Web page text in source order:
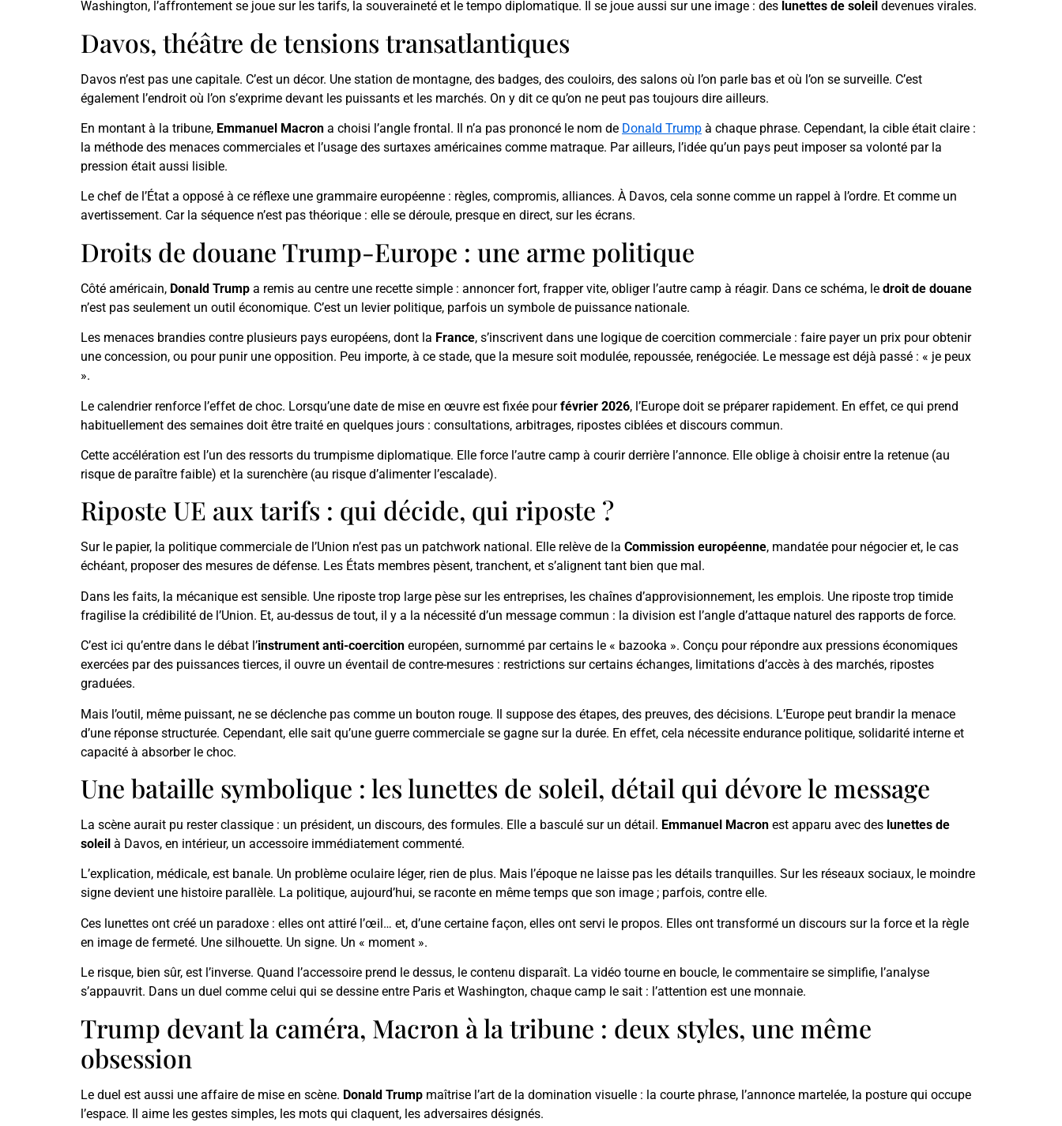
Washington, l’affrontement se joue sur les tarifs, la souveraineté et le tempo diplomatique. Il se joue aussi sur une image : des lunettes de soleil devenues virales.
Davos, théâtre de tensions transatlantiques
Davos n’est pas une capitale. C’est un décor. Une station de montagne, des badges, des couloirs, des salons où l’on parle bas et où l’on se surveille. C’est
également l’endroit où l’on s’exprime devant les puissants et les marchés. On y dit ce qu’on ne peut pas toujours dire ailleurs.
En montant à la tribune, Emmanuel Macron a choisi l’angle frontal. Il n’a pas prononcé le nom de Donald Trump à chaque phrase. Cependant, la cible était claire :
la méthode des menaces commerciales et l’usage des surtaxes américaines comme matraque. Par ailleurs, l’idée qu’un pays peut imposer sa volonté par la
pression était aussi lisible.
Le chef de l’État a opposé à ce réflexe une grammaire européenne : règles, compromis, alliances. À Davos, cela sonne comme un rappel à l’ordre. Et comme un
avertissement. Car la séquence n’est pas théorique : elle se déroule, presque en direct, sur les écrans.
Droits de douane Trump-Europe : une arme politique
Côté américain, Donald Trump a remis au centre une recette simple : annoncer fort, frapper vite, obliger l’autre camp à réagir. Dans ce schéma, le droit de douane
n’est pas seulement un outil économique. C’est un levier politique, parfois un symbole de puissance nationale.
Les menaces brandies contre plusieurs pays européens, dont la France, s’inscrivent dans une logique de coercition commerciale : faire payer un prix pour obtenir
une concession, ou pour punir une opposition. Peu importe, à ce stade, que la mesure soit modulée, repoussée, renégociée. Le message est déjà passé : « je peux
».
Le calendrier renforce l’effet de choc. Lorsqu’une date de mise en œuvre est fixée pourfévrier 2026, l’Europe doit se préparer rapidement. En effet, ce qui prend
habituellement des semaines doit être traité en quelques jours : consultations, arbitrages, ripostes ciblées et discours commun.
Cette accélération est l’un des ressorts du trumpisme diplomatique. Elle force l’autre camp à courir derrière l’annonce. Elle oblige à choisir entre la retenue (au
risque de paraître faible) et la surenchère (au risque d’alimenter l’escalade).
Riposte UE aux tarifs : qui décide, qui riposte ?
Sur le papier, la politique commerciale de l’Union n’est pas un patchwork national. Elle relève de la Commission européenne, mandatée pour négocier et, le cas
échéant, proposer des mesures de défense. Les États membres pèsent, tranchent, et s’alignent tant bien que mal.
Dans les faits, la mécanique est sensible. Une riposte trop large pèse sur les entreprises, les chaînes d’approvisionnement, les emplois. Une riposte trop timide
fragilise la crédibilité de l’Union. Et, au-dessus de tout, il y a la nécessité d’un message commun : la division est l’angle d’attaque naturel des rapports de force.
C’est ici qu’entre dans le débat l’instrument anti-coercition européen, surnommé par certains le « bazooka ». Conçu pour répondre aux pressions économiques
exercées par des puissances tierces, il ouvre un éventail de contre-mesures : restrictions sur certains échanges, limitations d’accès à des marchés, ripostes
graduées.
Mais l’outil, même puissant, ne se déclenche pas comme un bouton rouge. Il suppose des étapes, des preuves, des décisions. L’Europe peut brandir la menace
d’une réponse structurée. Cependant, elle sait qu’une guerre commerciale se gagne sur la durée. En effet, cela nécessite endurance politique, solidarité interne et
capacité à absorber le choc.
Une bataille symbolique : les lunettes de soleil, détail qui dévore le message
La scène aurait pu rester classique : un président, un discours, des formules. Elle a basculé sur un détail. Emmanuel Macron est apparu avec des lunettes de
soleil à Davos, en intérieur, un accessoire immédiatement commenté.
L’explication, médicale, est banale. Un problème oculaire léger, rien de plus. Mais l’époque ne laisse pas les détails tranquilles. Sur les réseaux sociaux, le moindre
signe devient une histoire parallèle. La politique, aujourd’hui, se raconte en même temps que son image ; parfois, contre elle.
Ces lunettes ont créé un paradoxe : elles ont attiré l’œil… et, d’une certaine façon, elles ont servi le propos. Elles ont transformé un discours sur la force et la règle
en image de fermeté. Une silhouette. Un signe. Un « moment ».
Le risque, bien sûr, est l’inverse. Quand l’accessoire prend le dessus, le contenu disparaît. La vidéo tourne en boucle, le commentaire se simplifie, l’analyse
s’appauvrit. Dans un duel comme celui qui se dessine entre Paris et Washington, chaque camp le sait : l’attention est une monnaie.
Trump devant la caméra, Macron à la tribune : deux styles, une même
obsession
Le duel est aussi une affaire de mise en scène. Donald Trump maîtrise l’art de la domination visuelle : la courte phrase, l’annonce martelée, la posture qui occupe
l’espace. Il aime les gestes simples, les mots qui claquent, les adversaires désignés.